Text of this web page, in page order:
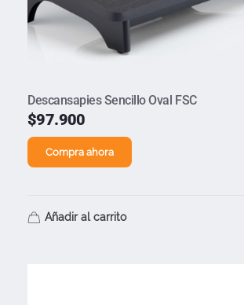
Descansapies Sencillo Oval FSC
$97.900
Compra ahora
Añadir al carrito